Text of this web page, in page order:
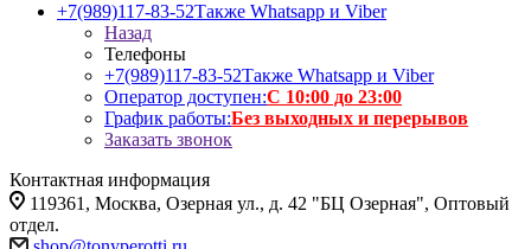
+7(989)117-83-52Также Whatsapp и Viber
Назад
Телефоны
+7(989)117-83-52Также Whatsapp и Viber
Оператор доступен:С 10:00 до 23:00
График работы:Без выходных и перерывов
Заказать звонок
Контактная информация
119361, Москва, Озерная ул., д. 42 "БЦ Озерная", Оптовый
отдел.